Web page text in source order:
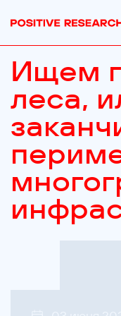
Ищем
леса,